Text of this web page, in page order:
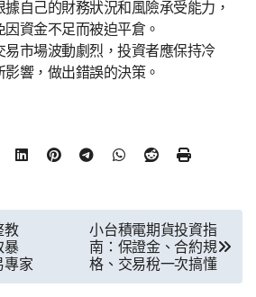
自己的財務狀況和風險承受能力，
資金不足而被迫平倉。
市場波動劇烈，投資者應保持冷
響，做出錯誤的決策。
教
暴
專家
小台積電期貨投資指
南：保證金、合約規
格、交易稅一次搞懂